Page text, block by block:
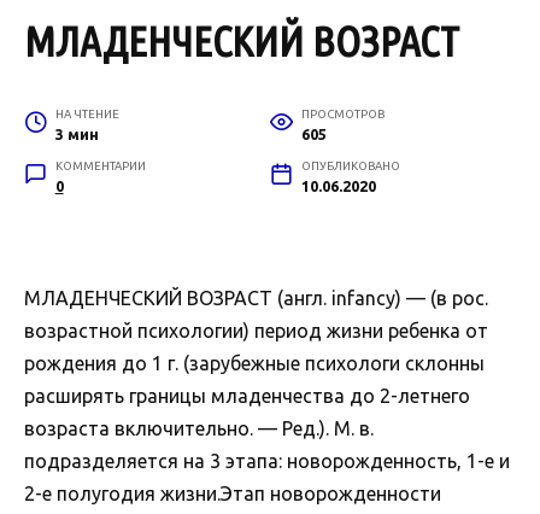
МЛАДЕНЧЕСКИЙ ВОЗРАСТ
НА ЧТЕНИЕ
3 мин
ПРОСМОТРОВ
605
КОММЕНТАРИИ
0
ОПУБЛИКОВАНО
10.06.2020
МЛАДЕНЧЕСКИЙ ВОЗРАСТ (англ. infancy) — (в рос.
возрастной психологии) период жизни ребенка от
рождения до 1 г. (зарубежные психологи склонны
расширять границы младенчества до 2-летнего
возраста включительно. — Ред.). М. в.
подразделяется на 3 этапа: новорожденность, 1-е и
2-е полугодия жизни.Этап новорожденности